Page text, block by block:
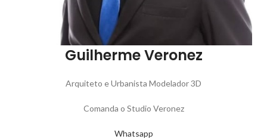
Guilherme Veronez
Arquiteto e Urbanista Modelador 3D
Comanda o Studio Veronez
Whatsapp